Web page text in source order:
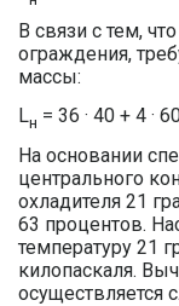
В связи с тем,
ограждения,
массы:
Lн = 36 · 40 + 4 ·
На основании
центрального
охладителя 21
63 процентов.
температуру 21
килопаскаля.